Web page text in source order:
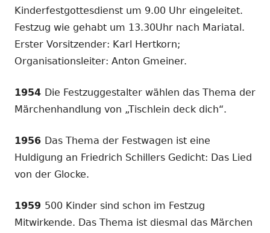
Kinderfestgottesdienst um 9.00 Uhr eingeleitet.
Festzug wie gehabt um 13.30Uhr nach Mariatal.
Erster Vorsitzender: Karl Hertkorn;
Organisationsleiter: Anton Gmeiner.
1954 Die Festzuggestalter wählen das Thema der
Märchenhandlung von „Tischlein deck dich“.
1956 Das Thema der Festwagen ist eine
Huldigung an Friedrich Schillers Gedicht: Das Lied
von der Glocke.
1959 500 Kinder sind schon im Festzug
Mitwirkende. Das Thema ist diesmal das Märchen